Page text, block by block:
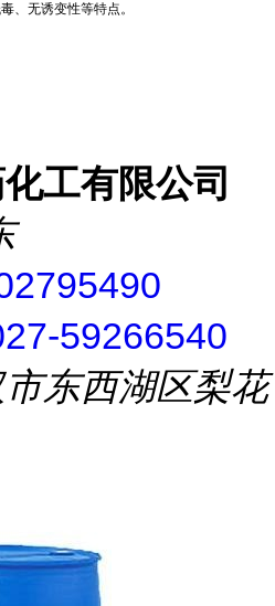
、无诱变性等特点。
工有限公司
59266540
东西湖区梨花